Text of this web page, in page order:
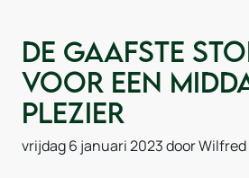
De gaafste
voor een
plezier
vrijdag 6 januari 2023door Wilfred